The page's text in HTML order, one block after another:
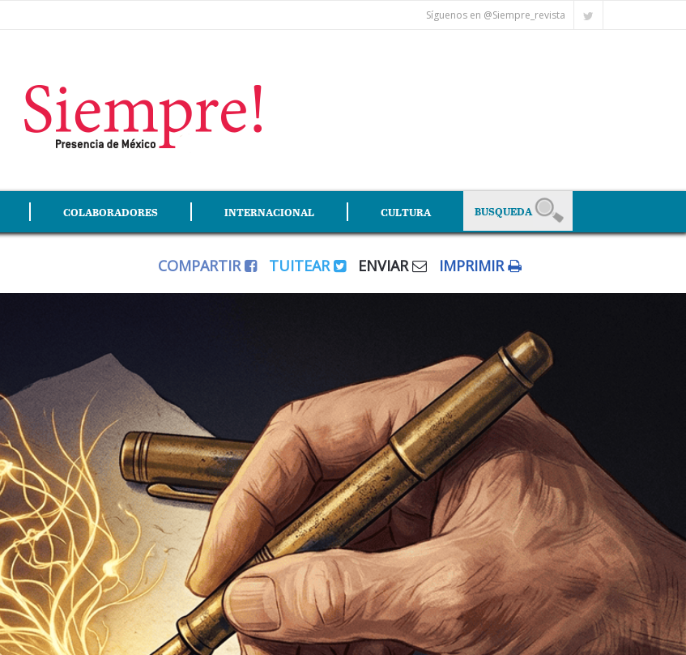
Síguenos en @Siempre_revista
COLABORADORES INTERNACIONAL CULTURA
COMPARTIR TUITEAR ENVIAR IMPRIMIR